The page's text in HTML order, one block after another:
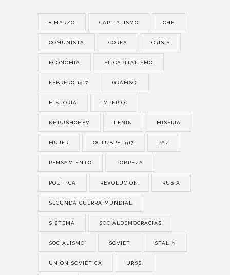
8 MARZO CAPITALISMO CHE
COMUNISTA COREA CRISIS
ECONOMIA EL CAPITALISMO
FEBRERO 1917 GRAMSCI
HISTORIA IMPERIO
KHRUSHCHEV LENIN MISERIA
MUJER OCTUBRE 1917 PAZ
PENSAMIENTO POBREZA
POLÍTICA REVOLUCIÓN RUSIA
SEGUNDA GUERRA MUNDIAL
SISTEMA SOCIALDEMOCRACIAS
SOCIALISMO SOVIET STALIN
UNION SOVIÉTICA URSS